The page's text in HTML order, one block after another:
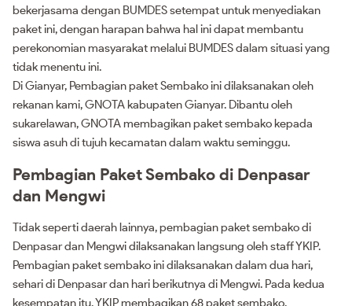
bekerjasama dengan BUMDES setempat untuk menyediakan
paket ini, dengan harapan bahwa hal ini dapat membantu
perekonomian masyarakat melalui BUMDES dalam situasi yang
tidak menentu ini.
Di Gianyar, Pembagian paket Sembako ini dilaksanakan oleh
rekanan kami, GNOTA kabupaten Gianyar. Dibantu oleh
sukarelawan, GNOTA membagikan paket sembako kepada
siswa asuh di tujuh kecamatan dalam waktu seminggu.
Pembagian Paket Sembako di Denpasar
dan Mengwi
Tidak seperti daerah lainnya, pembagian paket sembako di
Denpasar dan Mengwi dilaksanakan langsung oleh staff YKIP.
Pembagian paket sembako ini dilaksanakan dalam dua hari,
sehari di Denpasar dan hari berikutnya di Mengwi. Pada kedua
kesempatan itu, YKIP membagikan 68 paket sembako.